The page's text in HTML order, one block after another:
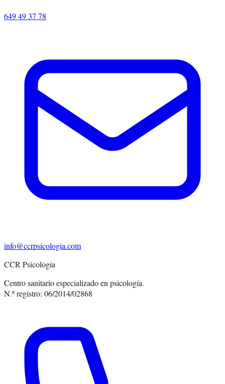
649 49 37 78
info@ccrpsicologia.com
CCR Psicología
Centro sanitario especializado en psicología.
N.º registro: 06/2014/02868